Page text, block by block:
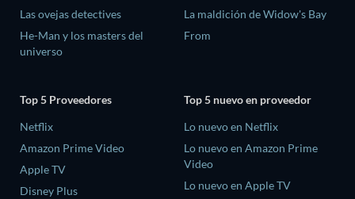
Las ovejas detectives
He-Man y los masters del
universo
La maldición de Widow's Bay
From
Top 5 Proveedores
Netflix
Amazon Prime Video
Apple TV
Disney Plus
Top 5 nuevo en proveedor
Lo nuevo en Netflix
Lo nuevo en Amazon Prime
Video
Lo nuevo en Apple TV